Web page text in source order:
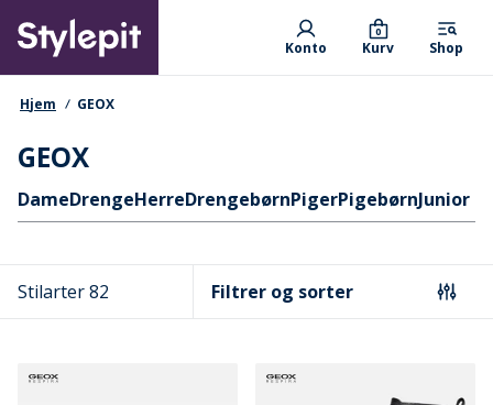
main
content
Primary departments
Konto Kurv
0
Shop
navigationssti
Hjem GEOX
GEOX
Hurtige links
DameDrengeHerreDrengebørnPigerPigebørnJunior
Stilarter 82 Filtrer og sorter